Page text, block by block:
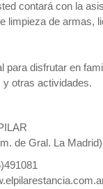
contará con la
limpieza de armas,
para disfrutar en
otras actividades.
de Gral. La Madrid)